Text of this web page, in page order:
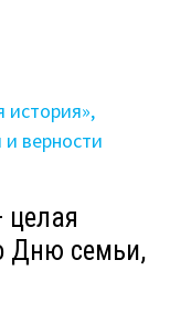
целая
Дню семьи,